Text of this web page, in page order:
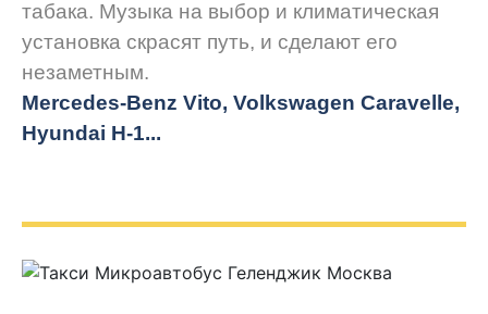
табака. Музыка на выбор и климатическая
установка скрасят путь, и сделают его
незаметным.
Mercedes-Benz Vito, Volkswagen Caravelle,
Hyundai H-1...